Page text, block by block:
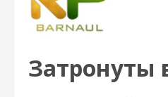
Затронуты